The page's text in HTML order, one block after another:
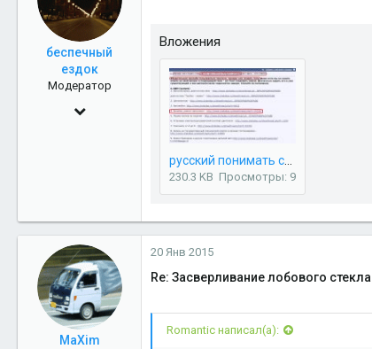
беспечный
ездок
Модератор
18 Апр 2010
eurostandard89.ru
Вложения
русский понимать стёкла.jpg
230.3 KB Просмотры: 9
MaXim
20 Янв 2015
Re: Засверливание лобового стекла
Romantic написал(а):